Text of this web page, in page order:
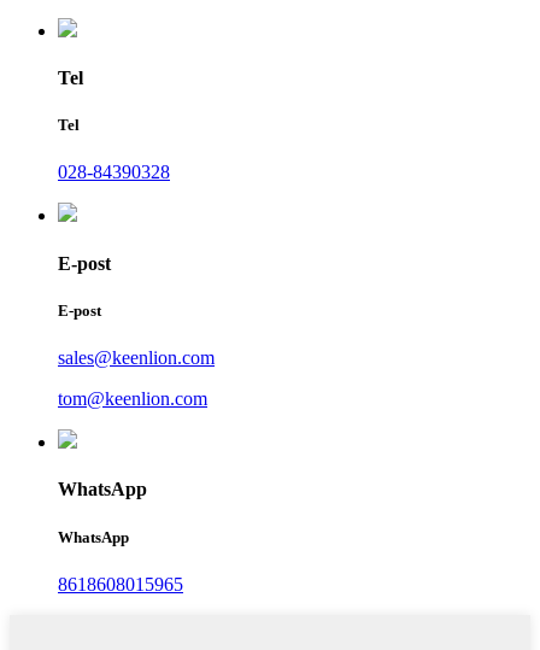
Tel
Tel
028-84390328
E-post
E-post
sales@keenlion.com
tom@keenlion.com
WhatsApp
WhatsApp
8618608015965